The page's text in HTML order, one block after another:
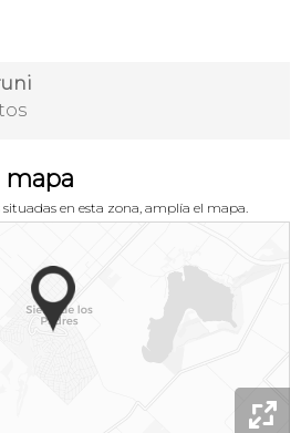
mapa
en esta zona, amplía el mapa.
